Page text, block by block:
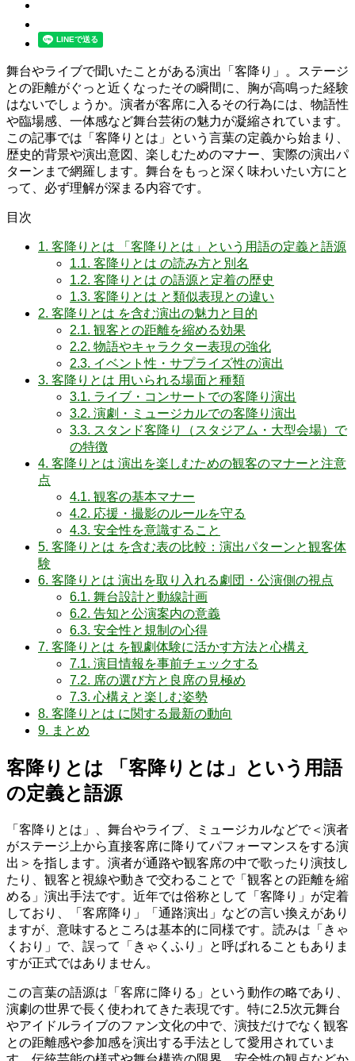
舞台やライブで聞いたことがある演出「客降り」。ステージ
との距離がぐっと近くなったその瞬間に、胸が高鳴った経験
はないでしょうか。演者が客席に入るその行為には、物語性
や臨場感、一体感など舞台芸術の魅力が凝縮されています。
この記事では「客降りとは」という言葉の定義から始まり、
歴史的背景や演出意図、楽しむためのマナー、実際の演出パ
ターンまで網羅します。舞台をもっと深く味わいたい方にと
って、必ず理解が深まる内容です。
目次
1. 客降りとは 「客降りとは」という用語の定義と語源
1.1. 客降りとは の読み方と別名
1.2. 客降りとは の語源と定着の歴史
1.3. 客降りとは と類似表現との違い
2. 客降りとは を含む演出の魅力と目的
2.1. 観客との距離を縮める効果
2.2. 物語やキャラクター表現の強化
2.3. イベント性・サプライズ性の演出
3. 客降りとは 用いられる場面と種類
3.1. ライブ・コンサートでの客降り演出
3.2. 演劇・ミュージカルでの客降り演出
3.3. スタンド客降り（スタジアム・大型会場）で
の特徴
4. 客降りとは 演出を楽しむための観客のマナーと注意
点
4.1. 観客の基本マナー
4.2. 応援・撮影のルールを守る
4.3. 安全性を意識すること
5. 客降りとは を含む表の比較：演出パターンと観客体
験
6. 客降りとは 演出を取り入れる劇団・公演側の視点
6.1. 舞台設計と動線計画
6.2. 告知と公演案内の意義
6.3. 安全性と規制の心得
7. 客降りとは を観劇体験に活かす方法と心構え
7.1. 演目情報を事前チェックする
7.2. 席の選び方と良席の見極め
7.3. 心構えと楽しむ姿勢
8. 客降りとは に関する最新の動向
9. まとめ
客降りとは 「客降りとは」という用語
の定義と語源
「客降りとは」、舞台やライブ、ミュージカルなどで＜演者
がステージ上から直接客席に降りてパフォーマンスをする演
出＞を指します。演者が通路や観客席の中で歌ったり演技し
たり、観客と視線や動きで交わることで「観客との距離を縮
める」演出手法です。近年では俗称として「客降り」が定着
しており、「客席降り」「通路演出」などの言い換えがあり
ますが、意味するところは基本的に同様です。読みは「きゃ
くおり」で、誤って「きゃくふり」と呼ばれることもありま
すが正式ではありません。
この言葉の語源は「客席に降りる」という動作の略であり、
演劇の世界で長く使われてきた表現です。特に2.5次元舞台
やアイドルライブのファン文化の中で、演技だけでなく観客
との距離感や参加感を演出する手法として愛用されていま